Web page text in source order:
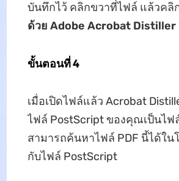
บันทึกไว้ คลิกขวาที่ไฟล์ แล้วคลิ
ด้วย Adobe Acrobat Distiller
ขั้นตอนที่ 4
เมื่อเปิดไฟล์แล้ว Acrobat
ไฟล์ PostScript ของคุณเป็นไฟ
สามารถค้นหาไฟล์ PDF นี้ได้ใน
กับไฟล์ PostScript